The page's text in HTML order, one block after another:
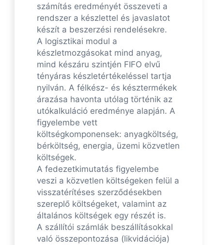
számítás eredményét összeveti a
rendszer a készlettel és javaslatot
készít a beszerzési rendelésekre.
A logisztikai modul a
készletmozgásokat mind anyag,
mind készáru szintjén FIFO elvű
tényáras készletértékeléssel tartja
nyilván. A félkész- és késztermékek
árazása havonta utólag történik az
utókalkuláció eredménye alapján. A
figyelembe vett
költségkomponensek: anyagköltség,
bérköltség, energia, üzemi közvetlen
költségek.
A fedezetkimutatás figyelembe
veszi a közvetlen költségeken felül a
visszatérítéses szerződésekben
szereplő költségeket, valamint az
általános költségek egy részét is.
A szállítói számlák beszállításokkal
való összepontozása (likvidációja)